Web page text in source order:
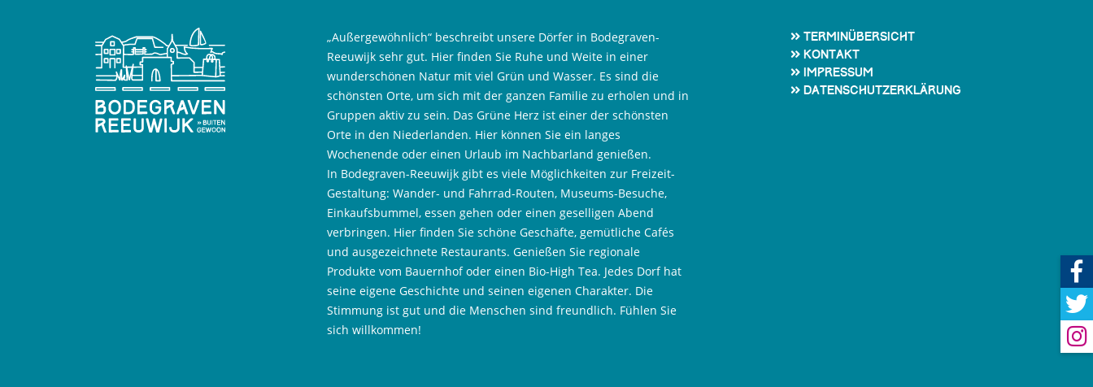
„Außergewöhnlich“ beschreibt unsere Dörfer in Bodegraven-
Reeuwijk sehr gut. Hier finden Sie Ruhe und Weite in einer
wunderschönen Natur mit viel Grün und Wasser. Es sind die
schönsten Orte, um sich mit der ganzen Familie zu erholen und in
Gruppen aktiv zu sein. Das Grüne Herz ist einer der schönsten
Orte in den Niederlanden. Hier können Sie ein langes
Wochenende oder einen Urlaub im Nachbarland genießen.
In Bodegraven-Reeuwijk gibt es viele Möglichkeiten zur Freizeit-
Gestaltung: Wander- und Fahrrad-Routen, Museums-Besuche,
Einkaufsbummel, essen gehen oder einen geselligen Abend
verbringen. Hier finden Sie schöne Geschäfte, gemütliche Cafés
und ausgezeichnete Restaurants. Genießen Sie regionale
Produkte vom Bauernhof oder einen Bio-High Tea. Jedes Dorf hat
seine eigene Geschichte und seinen eigenen Charakter. Die
Stimmung ist gut und die Menschen sind freundlich. Fühlen Sie
sich willkommen!
Terminübersicht
Kontakt
Impressum
Datenschutzerklärung